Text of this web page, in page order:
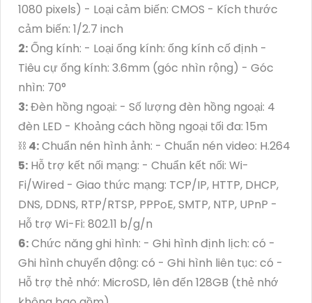
1080 pixels) - Loại cảm biến: CMOS - Kích thước
cảm biến: 1/2.7 inch
2:Ống kính: - Loại ống kính: ống kính cố định -
Tiêu cự ống kính: 3.6mm (góc nhìn rộng) - Góc
nhìn: 70°
3:Đèn hồng ngoại: - Số lượng đèn hồng ngoại: 4
đèn LED - Khoảng cách hồng ngoại tối đa: 15m
⛓ 4:Chuẩn nén hình ảnh: - Chuẩn nén video: H.264
5: Hỗ trợ kết nối mạng: - Chuẩn kết nối: Wi-
Fi/Wired - Giao thức mạng: TCP/IP, HTTP, DHCP,
DNS, DDNS, RTP/RTSP, PPPoE, SMTP, NTP, UPnP -
Hỗ trợ Wi-Fi: 802.11 b/g/n
6:Chức năng ghi hình: - Ghi hình định lịch: có -
Ghi hình chuyển động: có - Ghi hình liên tục: có -
Hỗ trợ thẻ nhớ: MicroSD, lên đến 128GB (thẻ nhớ